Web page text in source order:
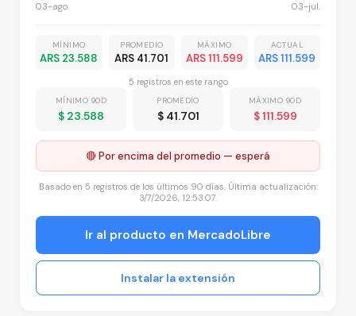
03-ago. 03-jul.
MÍNIMO
ARS 23.588
PROMEDIO
ARS 41.701
MÁXIMO
ARS 111.599
ACTUAL
ARS 111.599
5 registros en este rango
MÍNIMO 90D
$ 23.588
PROMEDIO
$ 41.701
MÁXIMO 90D
$ 111.599
🔴 Por encima del promedio — esperá
Basado en 5 registros de los últimos 90 días. Última actualización:
3/7/2026, 12:53:07.
Ir al producto en MercadoLibre
Instalar la extensión